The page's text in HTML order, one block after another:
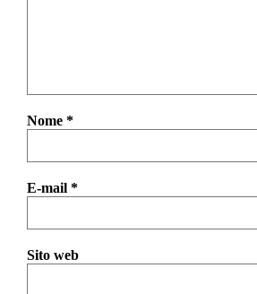
Nome *
E-mail *
Sito web